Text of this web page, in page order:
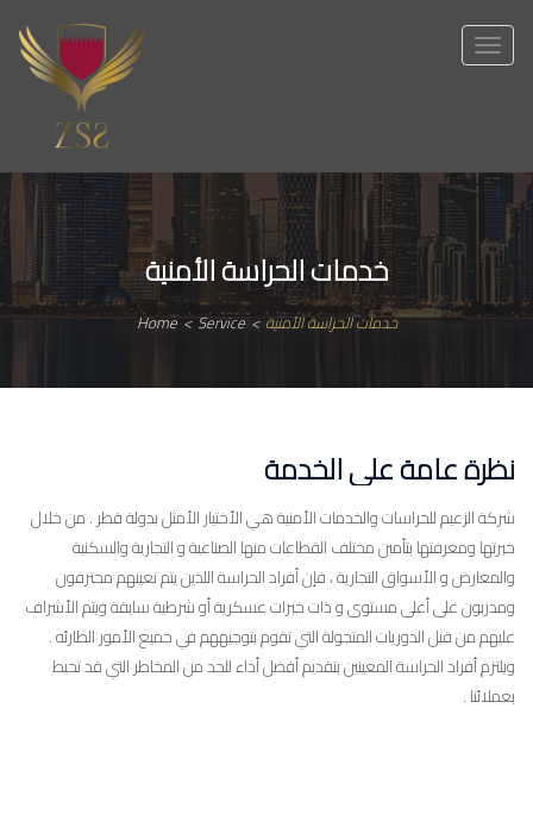
Toggle
خدمات الحراسة الأمنية
Home > Service > خدمات الحراسة الأمنية
نظرة عامة على الخدمة
شركة الزعيم للحراسات والخدمات الأمنية هي الأختيار الأمثل بدولة قطر . من خلال
خبرتها ومعرفتها بتأمين مختلف القطاعات منها الصناعية و التجارية والسكنية
والمعارض و الأسواق التجارية ، فإن أفراد الحراسة اللذين يتم تعينهم محترفون
ومدربون على أعلى مستوى و ذات خبرات عسكرية أو شرطية سابقة ويتم الأشراف
عليهم من قبل الدوريات المتجولة التي تقوم بتوجيههم في جميع الأمور الطارئه .
ويلتزم أفراد الحراسة المعينين بتقديم أفضل أداء للحد من المخاطر التي قد تحيط
بعملائنا .